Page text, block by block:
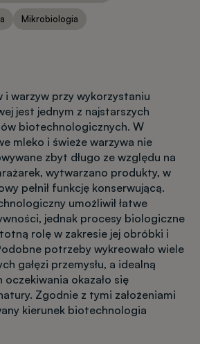
Mikrobiologia
i warzyw przy wykorzystaniu
jest jednym z najstarszych
biotechnologicznych. W
mleko i świeże warzywa nie
zbyt długo ze względu na
wytwarzano produkty, w
pełnił funkcję konserwującą.
umożliwił łatwe
jednak procesy biologiczne
rolę w zakresie jej obróbki i
potrzeby wykreowało wiele
gałęzi przemysłu, a idealną
okazało się
Zgodnie z tymi założeniami
kierunek biotechnologia